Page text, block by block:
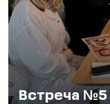
Встреча №5